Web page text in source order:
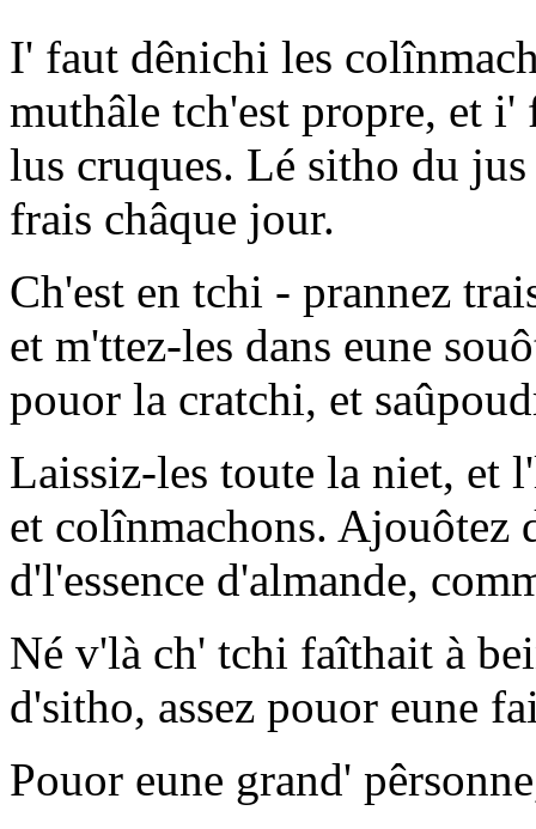
I' faut dênichi les
muthâle tch'est propre, et i'
lus cruques. Lé sitho du
frais châque jour.
Ch'est en tchi - prannez
et m'ttez-les dans eune
pouor la cratchi, et
Laissiz-les toute la niet, et
et colînmachons. Ajouôtez
d'l'essence d'almande,
Né v'là ch' tchi faîthait à
d'sitho, assez pouor eune
Pouor eune grand'